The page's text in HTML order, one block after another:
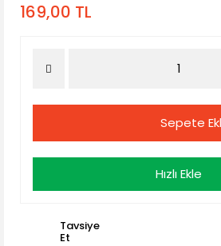
169,00 TL
Sepete
Hızlı Ekle
Tavsiye
Et